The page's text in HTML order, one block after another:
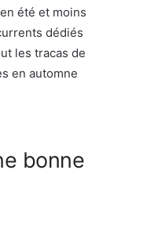
été et moins
dédiés
les tracas de
en automne
bonne